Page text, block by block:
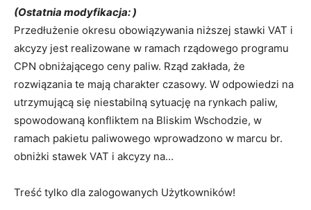
(Ostatnia modyfikacja: )
Przedłużenie okresu obowiązywania niższej stawki VAT i
akcyzy jest realizowane w ramach rządowego programu
CPN obniżającego ceny paliw. Rząd zakłada, że
rozwiązania te mają charakter czasowy. W odpowiedzi na
utrzymującą się niestabilną sytuację na rynkach paliw,
spowodowaną konfliktem na Bliskim Wschodzie, w
ramach pakietu paliwowego wprowadzono w marcu br.
obniżki stawek VAT i akcyzy na…
Treść tylko dla zalogowanych Użytkowników!